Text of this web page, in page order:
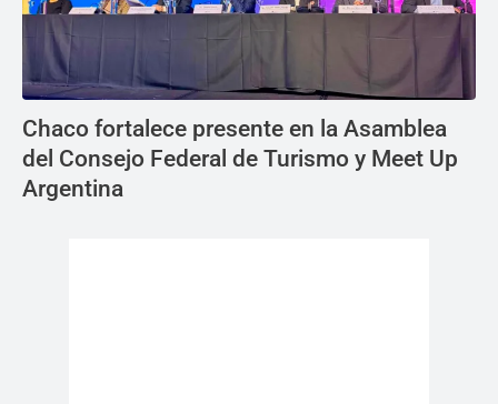
Chaco fortalece presente en la Asamblea
del Consejo Federal de Turismo y Meet Up
Argentina